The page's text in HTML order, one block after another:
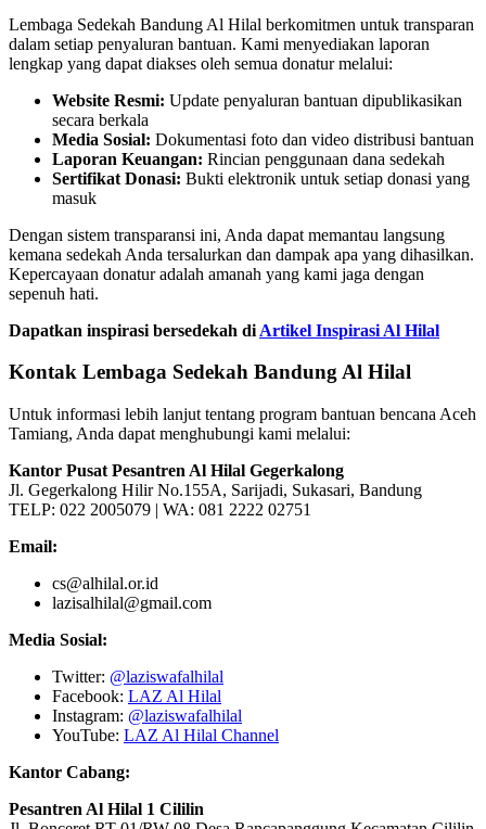
Lembaga Sedekah Bandung Al Hilal berkomitmen untuk transparan
dalam setiap penyaluran bantuan. Kami menyediakan laporan
lengkap yang dapat diakses oleh semua donatur melalui:
Website Resmi: Update penyaluran bantuan dipublikasikan
secara berkala
Media Sosial: Dokumentasi foto dan video distribusi bantuan
Laporan Keuangan: Rincian penggunaan dana sedekah
Sertifikat Donasi: Bukti elektronik untuk setiap donasi yang
masuk
Dengan sistem transparansi ini, Anda dapat memantau langsung
kemana sedekah Anda tersalurkan dan dampak apa yang dihasilkan.
Kepercayaan donatur adalah amanah yang kami jaga dengan
sepenuh hati.
Dapatkan inspirasi bersedekah di Artikel Inspirasi Al Hilal
Kontak Lembaga Sedekah Bandung Al Hilal
Untuk informasi lebih lanjut tentang program bantuan bencana Aceh
Tamiang, Anda dapat menghubungi kami melalui:
Kantor Pusat Pesantren Al Hilal Gegerkalong
Jl. Gegerkalong Hilir No.155A, Sarijadi, Sukasari, Bandung
TELP: 022 2005079 | WA: 081 2222 02751
Email:
cs@alhilal.or.id
lazisalhilal@gmail.com
Media Sosial:
Twitter: @laziswafalhilal
Facebook: LAZ Al Hilal
Instagram: @laziswafalhilal
YouTube: LAZ Al Hilal Channel
Kantor Cabang:
Pesantren Al Hilal 1 Cililin